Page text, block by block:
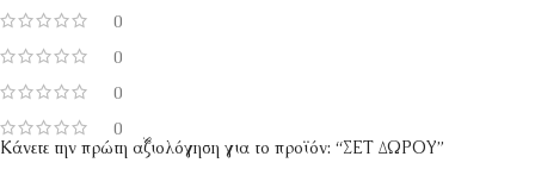
0
0
0
0
Κάνετε την πρώτη αξιολόγηση για το προϊόν: “ΣΕΤ ΔΩΡΟΥ”